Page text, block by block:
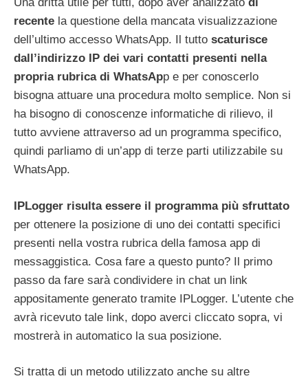
recente la questione della mancata visualizzazione
dell’ultimo accesso WhatsApp. Il tutto scaturisce
dall’indirizzo IP dei vari contatti presenti nella
propria rubrica di WhatsApp e per conoscerlo
bisogna attuare una procedura molto semplice. Non si
ha bisogno di conoscenze informatiche di rilievo, il
tutto avviene attraverso ad un programma specifico,
quindi parliamo di un’app di terze parti utilizzabile su
WhatsApp.
IPLogger risulta essere il programma più sfruttato
per ottenere la posizione di uno dei contatti specifici
presenti nella vostra rubrica della famosa app di
messaggistica. Cosa fare a questo punto? Il primo
passo da fare sarà condividere in chat un link
appositamente generato tramite IPLogger. L’utente che
avrà ricevuto tale link, dopo averci cliccato sopra, vi
mostrerà in automatico la sua posizione.
Si tratta di un metodo utilizzato anche su altre